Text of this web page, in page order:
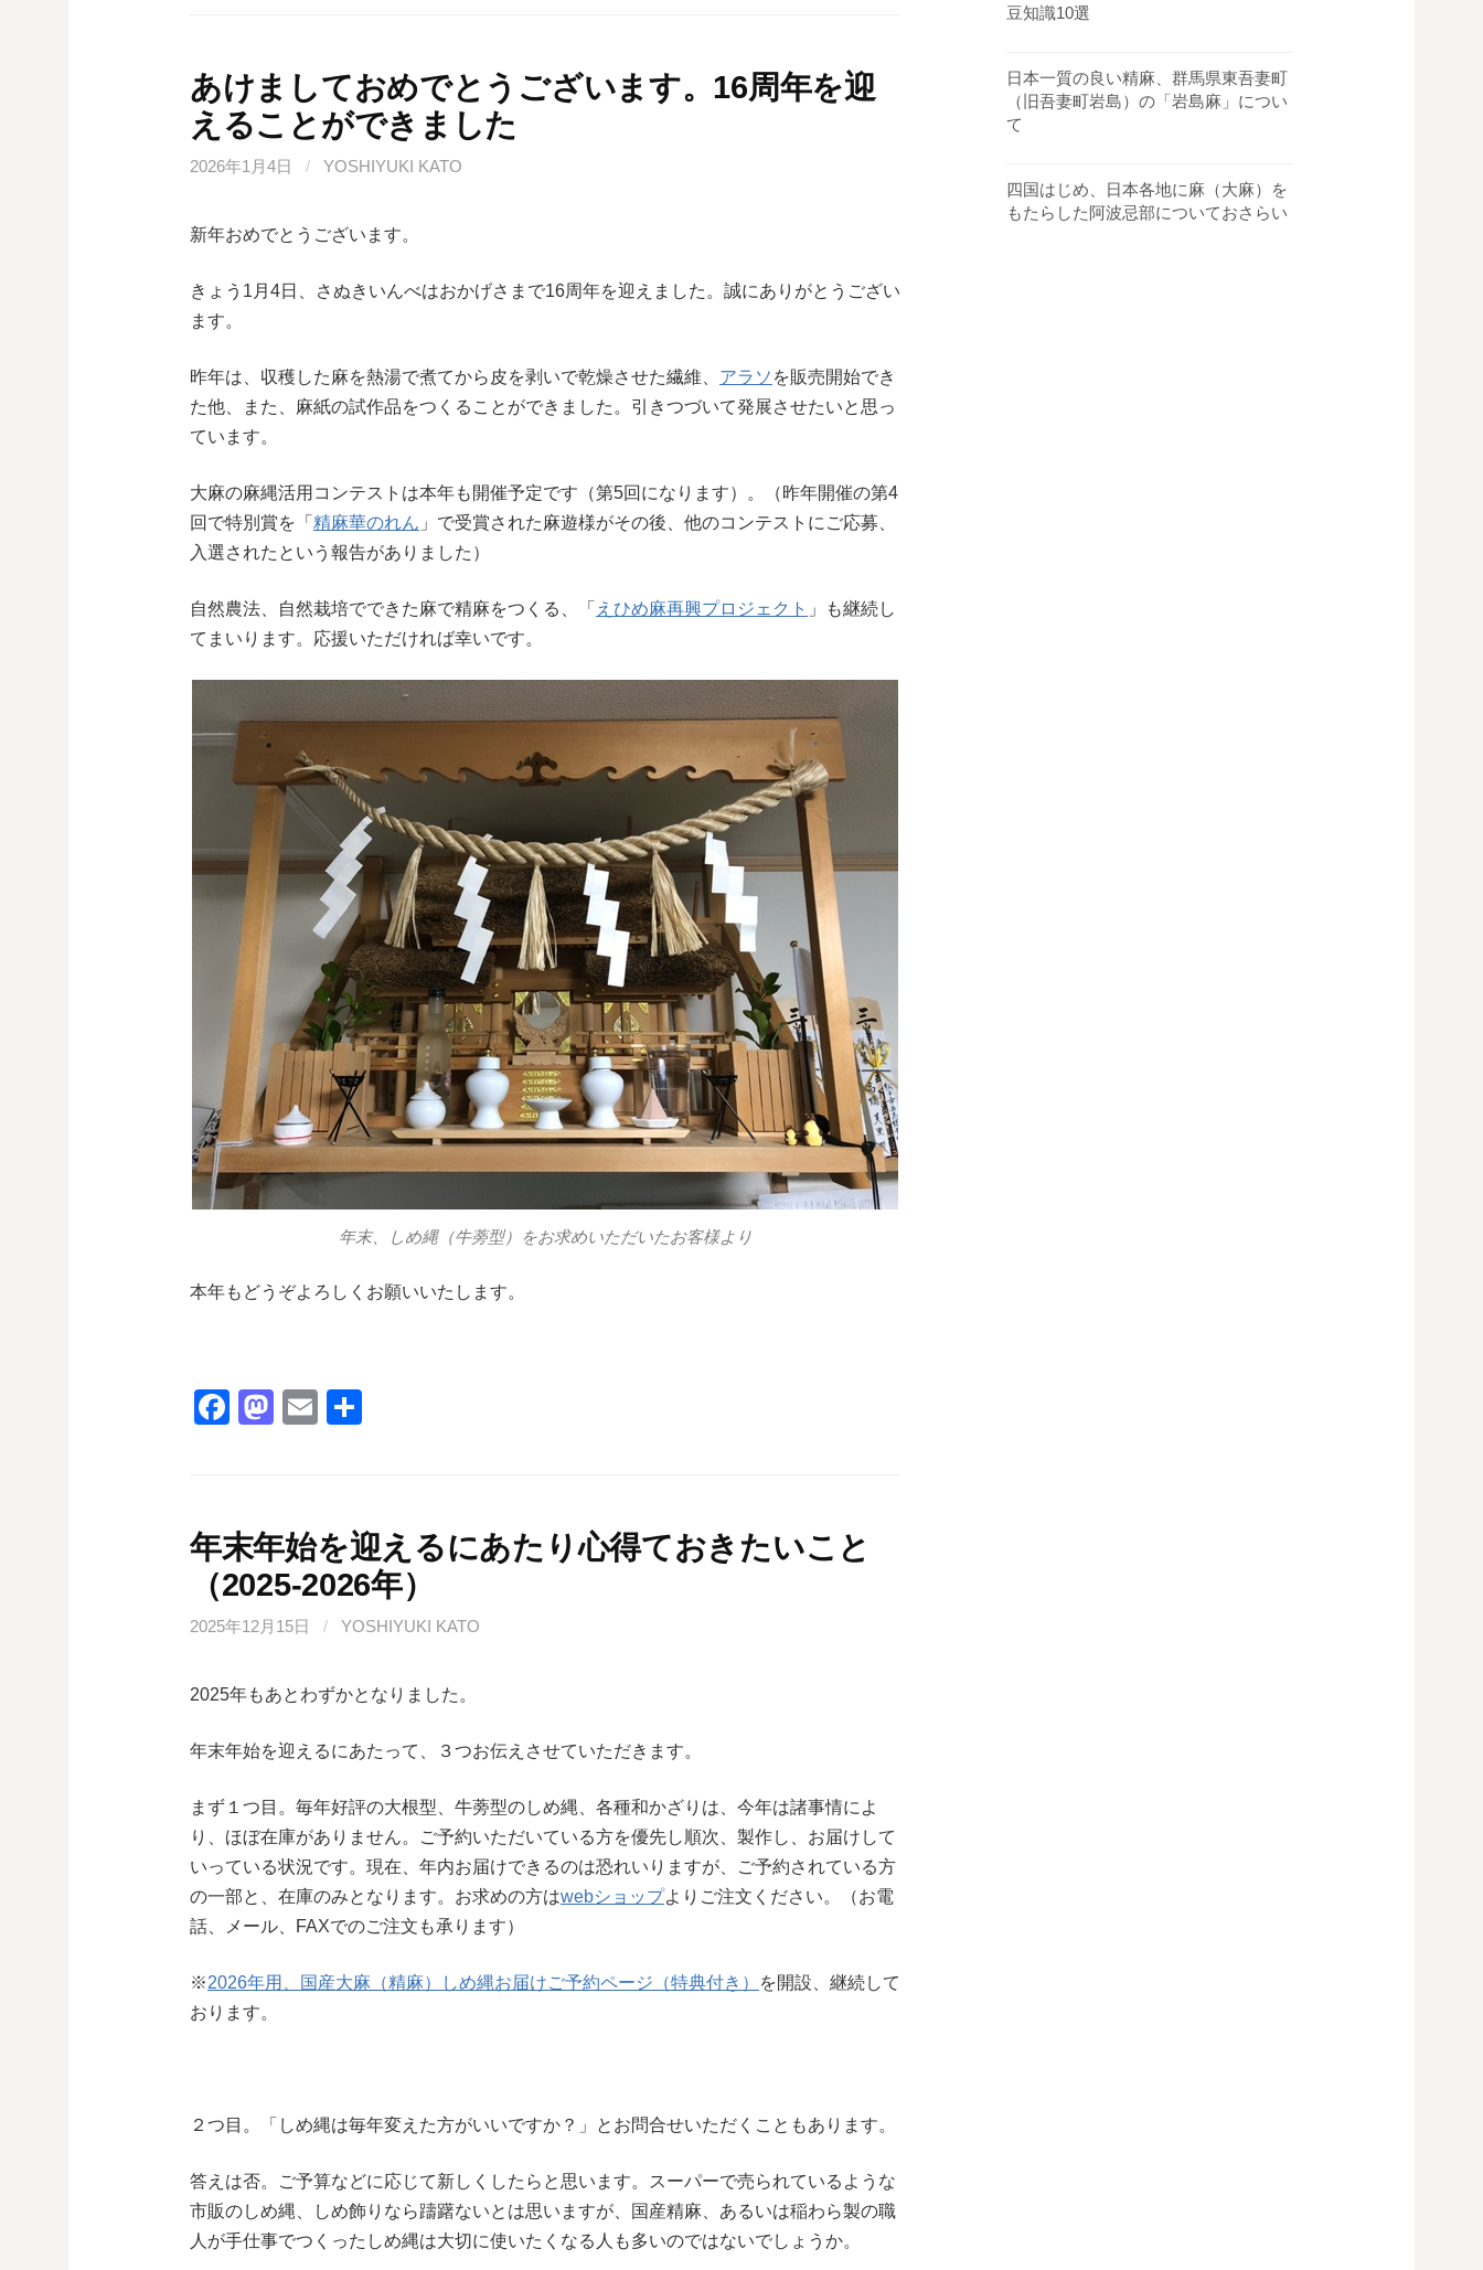
b
o
o
d
o
n
あけましておめでとうございます。16周年を迎
えることができました
2026年1月4日 / YOSHIYUKI KATO
新年おめでとうございます。
きょう1月4日、さぬきいんべはおかげさまで16周年を迎えました。誠にありがとうござい
ます。
昨年は、収穫した麻を熱湯で煮てから皮を剥いで乾燥させた繊維、 アラソ を販売開始でき
た他、また、麻紙の試作品をつくることができました。引きつづいて発展させたいと思っ
ています。
大麻の麻縄活用コンテストは本年も開催予定です（第5回になります）。（昨年開催の第4
回で特別賞を「 精麻華のれん 」で受賞された麻遊様がその後、他のコンテストにご応募、
入選されたという報告がありました）
自然農法、自然栽培でできた麻で精麻をつくる、「 えひめ麻再興プロジェクト 」も継続し
てまいります。応援いただければ幸いです。
年末、しめ縄（牛蒡型）をお求めいただいたお客様より
本年もどうぞよろしくお願いいたします。
F
b
o
o
M
d
o
n
E
年末年始を迎えるにあたり心得ておきたいこと
（2025-2026年）
2025年12月15日 / YOSHIYUKI KATO
2025年もあとわずかとなりました。
年末年始を迎えるにあたって、３つお伝えさせていただきます。
まず１つ目。毎年好評の大根型、牛蒡型のしめ縄、各種和かざりは、今年は諸事情によ
り、ほぼ在庫がありません。ご予約いただいている方を優先し順次、製作し、お届けして
いっている状況です。現在、年内お届けできるのは恐れいりますが、ご予約されている方
の一部と、在庫のみとなります。お求めの方はwebショップよりご注文ください。（お電
話、メール、FAXでのご注文も承ります）
※2026年用、国産大麻（精麻）しめ縄お届けご予約ページ（特典付き）
を開設、継続して
おります。
２つ目。「しめ縄は毎年変えた方がいいですか？」とお問合せいただくこともあります。
答えは否。ご予算などに応じて新しくしたらと思います。スーパーで売られているような
市販のしめ縄、しめ飾りなら躊躇ないとは思いますが、国産精麻、あるいは稲わら製の職
人が手仕事でつくったしめ縄は大切に使いたくなる人も多いのではないでしょうか。
豆知識10選
日本一質の良い精麻、群馬県東吾妻町
（旧吾妻町岩島）の「岩島麻」につい
て
四国はじめ、日本各地に麻（大麻）を
もたらした阿波忌部についておさらい